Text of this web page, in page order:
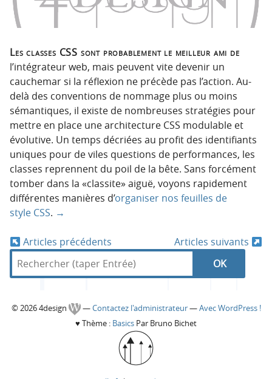
Les classes CSS sont probablement le meilleur ami de
l’intégrateur web, mais peuvent vite devenir un
cauchemar si la réflexion ne précède pas l’action. Au-
delà des conventions de nommage plus ou moins
sémantiques, il existe de nombreuses stratégies pour
mettre en place une architecture CSS modulable et
évolutive. Un temps décriées au profit des identifiants
uniques pour de viles questions de performances, les
classes reprennent du poil de la bête. Sans forcément
tomber dans la «classite» aiguë, voyons rapidement
différentes manières d’organiser nos feuilles de
style CSS. →
N
a
v
Articles précédents Articles suivants
R
R
e
d
4
C
© 2026 4design —Contactez l'administrateur—Avec WordPress !
♥ Thème : Basics Par Bruno Bichet